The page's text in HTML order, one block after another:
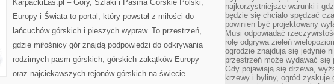
GÓRY
KarpackiLas.pl – Góry, Szlaki i Pasma Górskie Polski,
Europy i Świata to portal, który powstał z miłości do
łańcuchów górskich i pieszych wypraw. To przestrzeń,
gdzie miłośnicy gór znajdą podpowiedzi do odkrywania
rodzimych pasm górskich, górskich zakątków Europy
oraz najciekawszych rejonów górskich na świecie.
najkorzystniejsze warunki i
będzie się chciało spędzać
powinien być projektowany
Musi odpowiadać
rolę odgrywa zieleń
ogrodzie znajdują się jedynie
przestrzeń może wydawać się
Gdy pojawiają się drzewa,
krzewy i byliny, ogród zyskuje